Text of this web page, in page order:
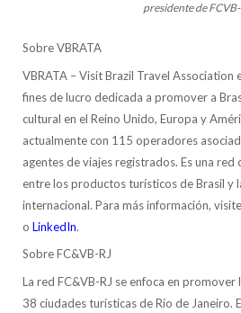
presidente de
Sobre VBRATA
VBRATA – Visit Brazil Travel Association
fines de lucro dedicada a promover a
cultural en el Reino Unido, Europa y
actualmente con 115 operadores
agentes de viajes registrados. Es una red
entre los productos turísticos de Brasil y
internacional. Para más información, visite
o LinkedIn.
Sobre FC&VB-RJ
La red FC&VB-RJ se enfoca en
38 ciudades turísticas de Río de Janeiro.